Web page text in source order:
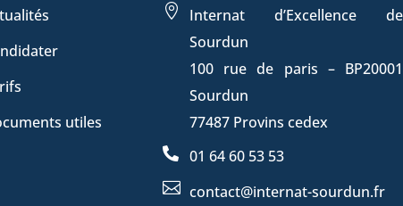
utiles

Internat d’Excellence de
Sourdun
100 rue de paris – BP20001
Sourdun
77487 Provins cedex
 01 64 60 53 53
 contact@internat-sourdun.fr